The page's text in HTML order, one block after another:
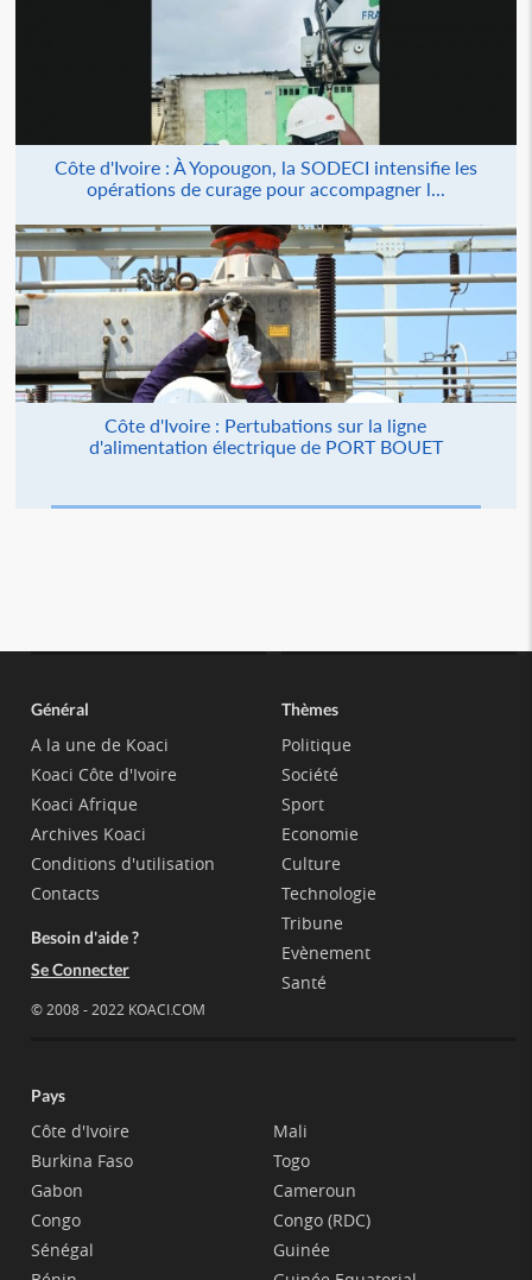
Côte d'Ivoire : À Yopougon, la SODECI intensifie les
opérations de curage pour accompagner l...
Côte d'Ivoire : Pertubations sur la ligne
d'alimentation électrique de PORT BOUET
Général
A la une de Koaci
Koaci Côte d'Ivoire
Koaci Afrique
Archives Koaci
Conditions d'utilisation
Contacts
Besoin d'aide ?
Se Connecter
© 2008 - 2022 KOACI.COM
Thèmes
Politique
Société
Sport
Economie
Culture
Technologie
Tribune
Evènement
Santé
Pays
Côte d'Ivoire
Burkina Faso
Gabon
Congo
Sénégal
Mali
Togo
Cameroun
Congo (RDC)
Guinée